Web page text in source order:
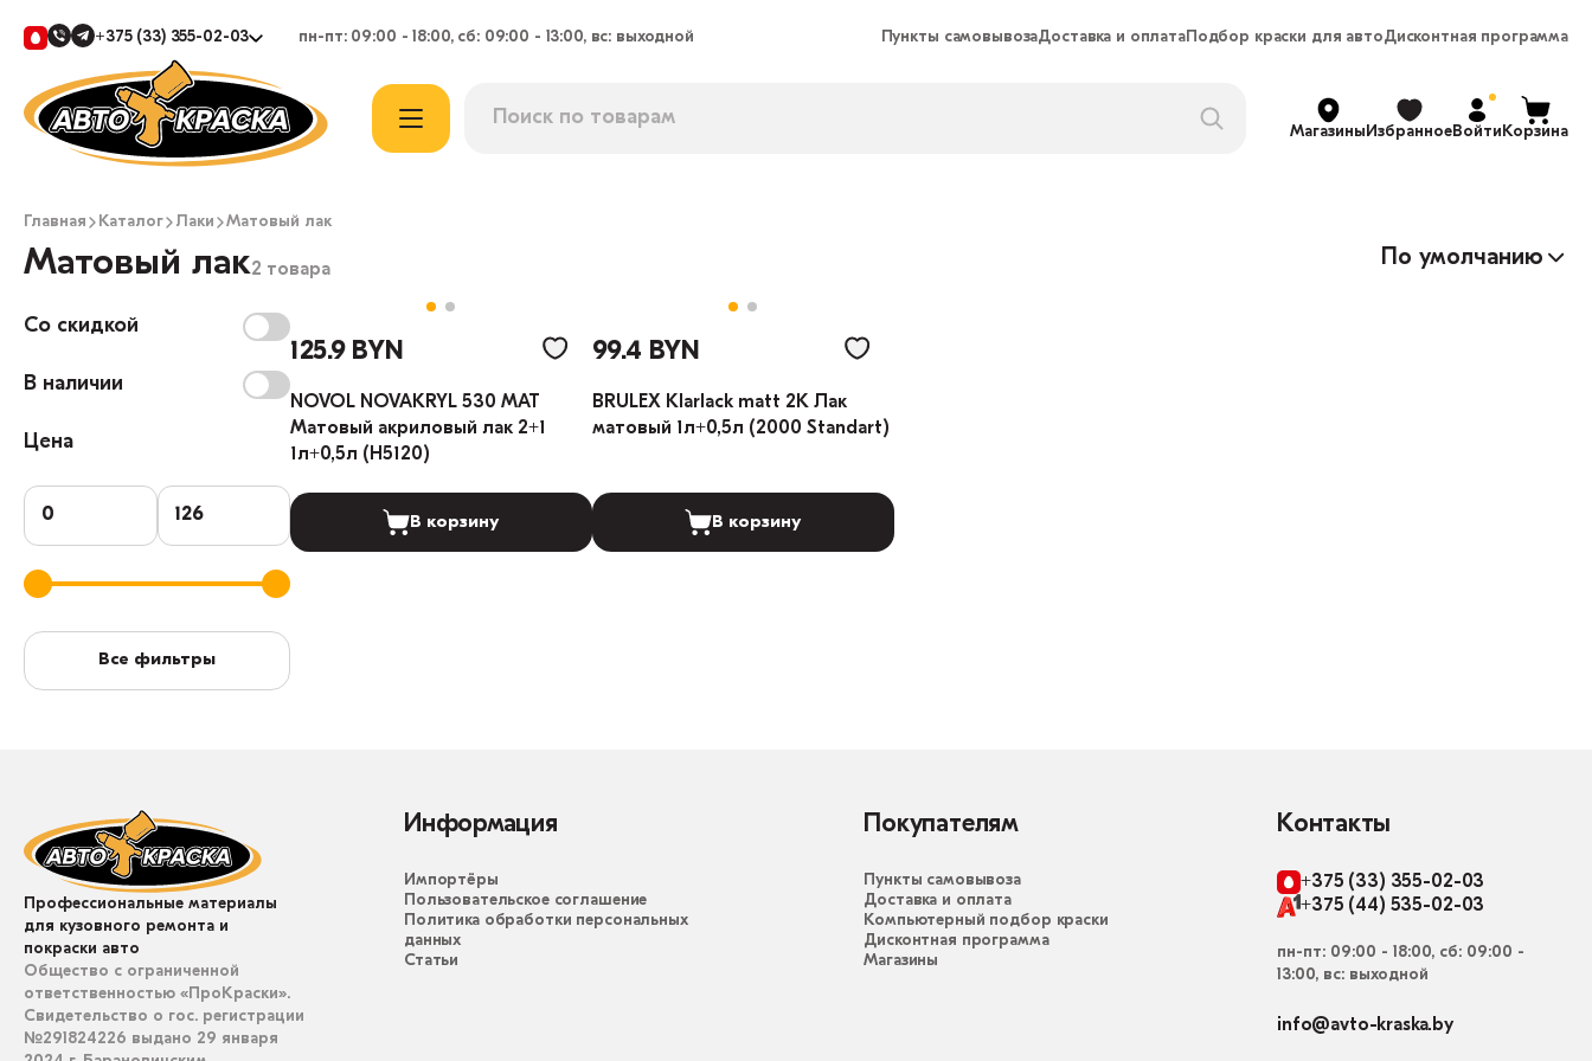
+375 (33) 355-02-03 пн-пт: 09:00 - 18:00, сб: 09:00 - 13:00, вс: выходной Пункты самовывозаДоставка и оплатаПодбор краски для автоДисконтная программа
МагазиныИзбранноеВойтиКорзина
Главная Каталог Лаки Матовый лак
Матовый лак2 товара
По умолчанию
Со скидкой
В наличии
Цена
Все фильтры
125.9 BYN
NOVOL NOVAKRYL 530 MAT
Матовый акриловый лак 2+1
1л+0,5л (H5120)
В корзину
99.4 BYN
BRULEX Klarlack matt 2K Лак
матовый 1л+0,5л (2000 Standart)
В корзину
Профессиональные материалы
для кузовного ремонта и
покраски авто
Общество с ограниченной
ответственностью «ПроКраски».
Свидетельство о гос. регистрации
№291824226 выдано 29 января
Информация
Импортёры
Пользовательское соглашение
Политика обработки персональных
данных
Статьи
Покупателям
Пункты самовывоза
Доставка и оплата
Компьютерный подбор краски
Дисконтная программа
Магазины
Контакты
+375 (33) 355-02-03
+375 (44) 535-02-03
пн-пт: 09:00 - 18:00, сб: 09:00 -
13:00, вс: выходной
info@avto-kraska.by